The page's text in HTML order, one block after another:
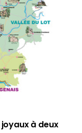
à deux